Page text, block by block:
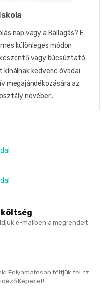
nap vagy a Ballagás? E
különleges módon
vagy búcsúztató
kedvenc óvodai
megajándékozására az
nevében.
költség
e-mailben a megrendelt
Folyamatosan töltjük fel az
Képeket!